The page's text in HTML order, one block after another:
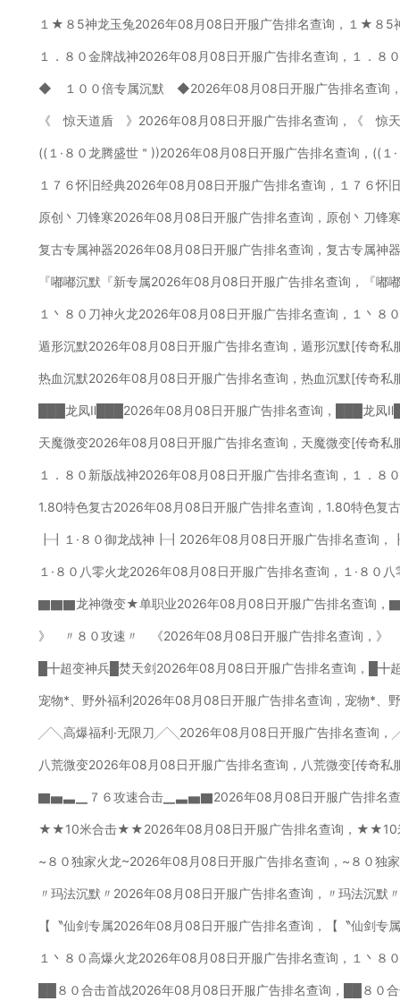
１★８5神龙玉兔2026年08月08日开服广告排名查询，１★８5
１．８０金牌战神2026年08月08日开服广告排名查询，１．８
◆ １００倍专属沉默 ◆2026年08月08日开服广告排名查
《 惊天道盾 》2026年08月08日开服广告排名查询，《 惊
((１·８０龙腾盛世＂))2026年08月08日开服广告排名查询，((１
１７６怀旧经典2026年08月08日开服广告排名查询，１７６怀
原创丶刀锋寒2026年08月08日开服广告排名查询，原创丶刀锋
复古专属神器2026年08月08日开服广告排名查询，复古专属神
『嘟嘟沉默『新专属2026年08月08日开服广告排名查询，『嘟
１丶８０刀神火龙2026年08月08日开服广告排名查询，１丶８
遁形沉默2026年08月08日开服广告排名查询，遁形沉默[传奇私
热血沉默2026年08月08日开服广告排名查询，热血沉默[传奇私
███龙凤Ⅱ███2026年08月08日开服广告排名查询，███龙凤
天魔微变2026年08月08日开服广告排名查询，天魔微变[传奇私
１．８０新版战神2026年08月08日开服广告排名查询，１．８
1.80特色复古2026年08月08日开服广告排名查询，1.80特色复
┠┨１·８０御龙战神┠┨2026年08月08日开服广告排名查询
１·８０八零火龙2026年08月08日开服广告排名查询，１·８０
▇▇▇龙神微变★单职业2026年08月08日开服广告排名查询，
》 〃８０攻速〃 《2026年08月08日开服广告排名查询，》
█╋超变神兵█焚天剑2026年08月08日开服广告排名查询，█╋
宠物*、野外福利2026年08月08日开服广告排名查询，宠物*、
╱╲高爆福利·无限刀╱╲2026年08月08日开服广告排名查询
八荒微变2026年08月08日开服广告排名查询，八荒微变[传奇私
▇▅▃▁７６攻速合击▁▃▅▇2026年08月08日开服广告排名
★★10米合击★★2026年08月08日开服广告排名查询，★★10
~８０独家火龙~2026年08月08日开服广告排名查询，~８０独
〃玛法沉默〃2026年08月08日开服广告排名查询，〃玛法沉默
【〝仙剑专属2026年08月08日开服广告排名查询，【〝仙剑专
１丶８０高爆火龙2026年08月08日开服广告排名查询，１丶８
██８０合击首战2026年08月08日开服广告排名查询，██８０